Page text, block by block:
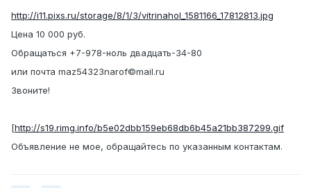
http://i11.pixs.ru/storage/8/1/3/vitrinahol_1581166_17812813.jpg
Цена 10 000 руб.
Обращаться +7-978-ноль двадцать-34-80
или почта maz54323narof©mail.ru
Звоните!
[http://s19.rimg.info/b5e02dbb159eb68db6b45a21bb387299.gif
Объявление не мое, обращайтесь по указанным контактам.